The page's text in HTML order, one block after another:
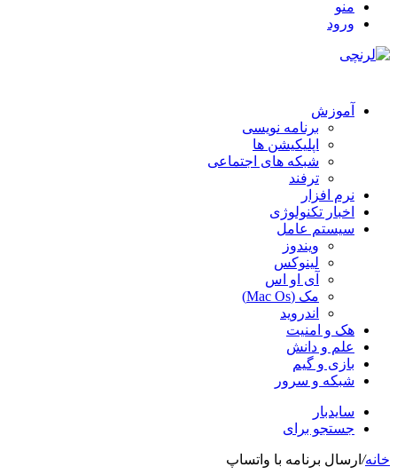
منو
ورود
آموزش
برنامه نویسی
اپلیکیشن ها
شبکه های اجتماعی
ترفند
نرم افزار
اخبار تکنولوژی
سیستم عامل
ویندوز
لینوکس
آی او اس
مک (Mac Os)
اندروید
هک و امنیت
علم و دانش
بازی و گیم
شبکه و سرور
سایدبار
جستجو برای
خانه/ ارسال برنامه با واتساپ